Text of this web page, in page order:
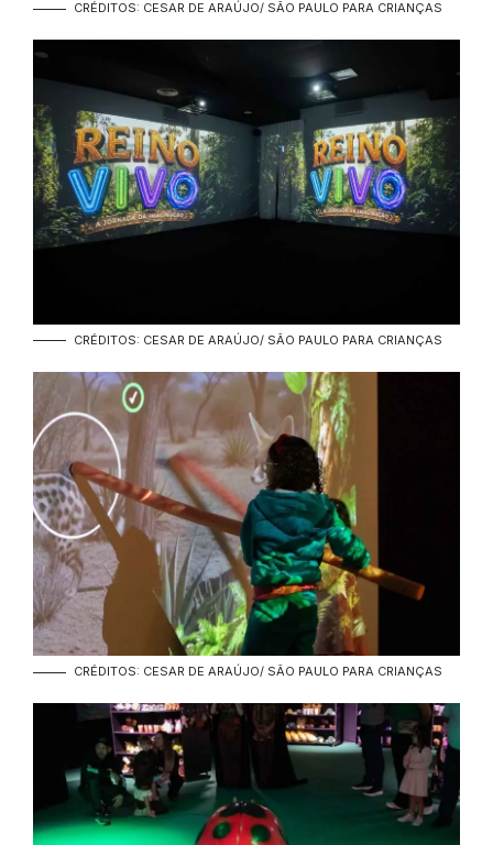
CRÉDITOS: CESAR DE ARAÚJO/ SÃO PAULO PARA CRIANÇAS
CRÉDITOS: CESAR DE ARAÚJO/ SÃO PAULO PARA CRIANÇAS
CRÉDITOS: CESAR DE ARAÚJO/ SÃO PAULO PARA CRIANÇAS